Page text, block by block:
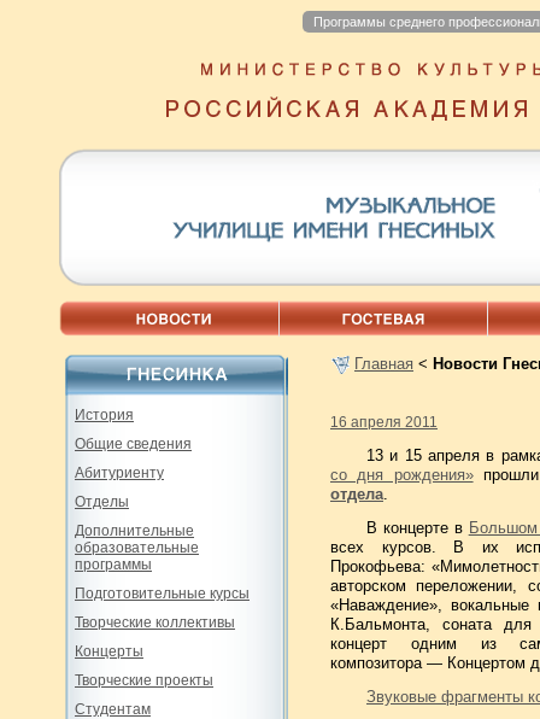
Программы среднего
История
Общие сведения
Абитуриенту
Отделы
Дополнительные
образовательные
программы
Подготовительные курсы
Творческие коллективы
Концерты
Творческие проекты
Студентам
Главная < Новости
16 апреля 2011
13 и 15 апреля в
со дня рождения»
отдела.
В концерте в Большом
всех курсов. В их
Прокофьева:
авторском переложении,
«Наваждение»,
К.Бальмонта, соната
концерт одним из
композитора — Концертом
Звуковые фрагменты